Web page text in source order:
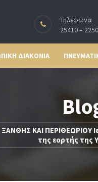
Τηλέφωνα
25410 –
ΔΙΑΚΟΝΙΑ
ΚΑΙ ΠΕΡΙΘΕΩΡΙΟΥ
της εορτής της